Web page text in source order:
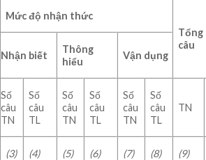
Mức độ nhận thức
Tổng
câu
Nhận biết
Thông
hiểu
Vận dụng
Số
câu
TN
Số
câu
TL
Số
câu
TN
Số
câu
TL
Số
câu
TN
Số
câu
TL
TN
(3) (4) (5) (6) (7) (8) (9)